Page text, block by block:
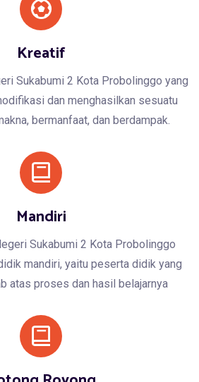
Kreatif
Sukabumi 2 Kota Probolinggo yang
dan menghasilkan sesuatu
bermanfaat, dan berdampak.
Mandiri
Sukabumi 2 Kota Probolinggo
mandiri, yaitu peserta didik yang
atas proses dan hasil belajarnya